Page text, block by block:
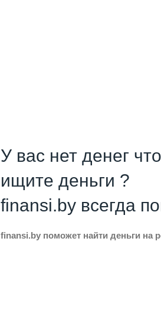
У вас нет денег
ищите деньги ?
finansi.by всегда
finansi.by поможет найти деньги на